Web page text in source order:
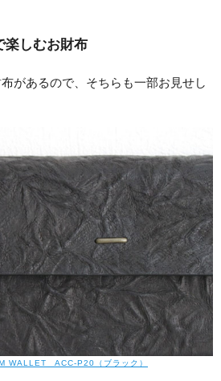
楽しむお財布
があるので、そちらも一部お見せし
WALLET ACC-P20（ブラック）